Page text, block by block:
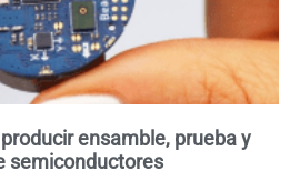
ensamble, prueba y
semiconductores